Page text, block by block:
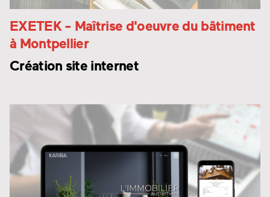
EXETEK - Maîtrise d'oeuvre du bâtiment
à Montpellier
Création site internet